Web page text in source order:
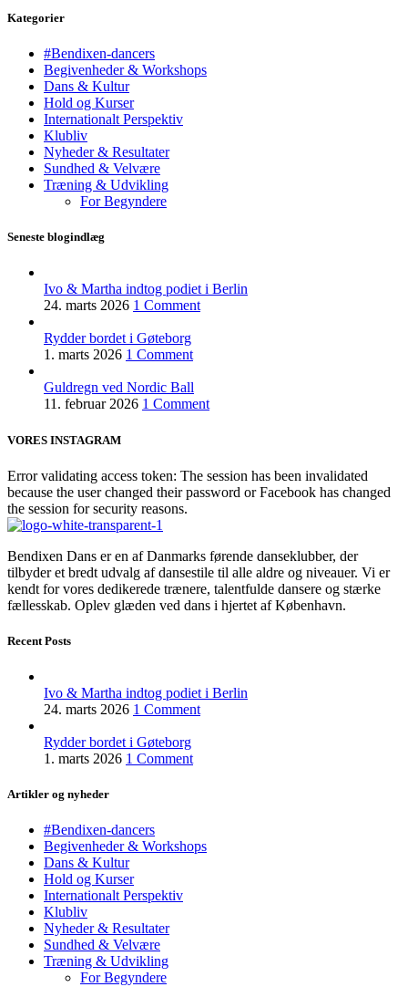
Kategorier
#Bendixen-dancers
Begivenheder & Workshops
Dans & Kultur
Hold og Kurser
Internationalt Perspektiv
Klubliv
Nyheder & Resultater
Sundhed & Velvære
Træning & Udvikling
For Begyndere
Seneste blogindlæg
Ivo & Martha indtog podiet i Berlin
24. marts 2026 1 Comment
Rydder bordet i Gøteborg
1. marts 2026 1 Comment
Guldregn ved Nordic Ball
11. februar 2026 1 Comment
VORES INSTAGRAM
Error validating access token: The session has been invalidated
because the user changed their password or Facebook has changed
the session for security reasons.
Bendixen Dans er en af Danmarks førende danseklubber, der
tilbyder et bredt udvalg af dansestile til alle aldre og niveauer. Vi er
kendt for vores dedikerede trænere, talentfulde dansere og stærke
fællesskab. Oplev glæden ved dans i hjertet af København.
Recent Posts
Ivo & Martha indtog podiet i Berlin
24. marts 2026 1 Comment
Rydder bordet i Gøteborg
1. marts 2026 1 Comment
Artikler og nyheder
#Bendixen-dancers
Begivenheder & Workshops
Dans & Kultur
Hold og Kurser
Internationalt Perspektiv
Klubliv
Nyheder & Resultater
Sundhed & Velvære
Træning & Udvikling
For Begyndere